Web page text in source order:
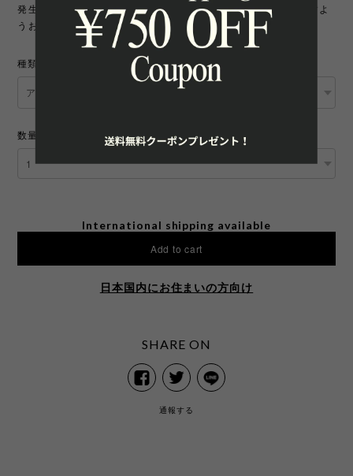
発生しております。宛先を十分にご確認の上ご注文いただきますよ
うお願いいたします。
種類
数量
International shipping available
Add to cart
日本国内にお住まいの方向け
SHARE ON
通報する